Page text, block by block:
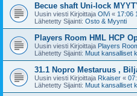
Becue shaft Uni-lock
Uusin viesti Kirjoittaja OlVi « 17:06
Lähetetty Sijainti: Osto & Myynti
Players Room HML HCP
Uusin viesti Kirjoittaja Players
Lähetetty Sijainti: Muut kansalliset
31.1 Nopro Mestaruus ,
Uusin viesti Kirjoittaja Rkaiser «
Lähetetty Sijainti: Muut kansalliset